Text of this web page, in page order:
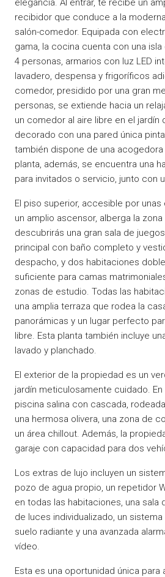
recibidor que conduce a la
salón-comedor. Equipada con
gama, la cocina cuenta con una
4 personas, armarios con luz LED
lavadero, despensa y frigoríficos
comedor, presidido por una gran
personas, se extiende hacia un
un comedor al aire libre en el jardín
decorado con una pared única
también dispone de una acogedora
planta, además, se encuentra una
para invitados o servicio, junto con
El piso superior, accesible por
un amplio ascensor, alberga la
descubrirás una gran sala de
principal con baño completo y
despacho, y dos habitaciones
suficiente para camas
zonas de estudio. Todas las
una amplia terraza que rodea la
panorámicas y un lugar perfecto
libre. Esta planta también incluye
lavado y planchado.
El exterior de la propiedad es un
jardín meticulosamente cuidado.
piscina salina con cascada,
una hermosa olivera, una zona de
un área chillout. Además, la
garaje con capacidad para dos
Los extras de lujo incluyen un
pozo de agua propio, un repetidor
en todas las habitaciones, una sala
de luces individualizado, un
suelo radiante y una avanzada
vídeo.
Esta es una oportunidad única para